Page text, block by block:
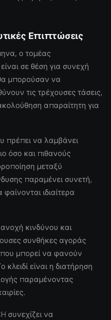
Επιπτώσεις
ο τομέας
σε θέση για συνεχή
μπορούσαν να
τις τρέχουσες τάσεις,
απαραίτητη για
πρέπει να λαμβάνει
όσο και πιθανούς
μεταξύ
παραμένει συνετή,
ιδιαίτερα
κινδύνου και
συνθήκες αγοράς
μπορεί να φανούν
είναι η διατήρηση
παραμένοντας
συνεχίζει να